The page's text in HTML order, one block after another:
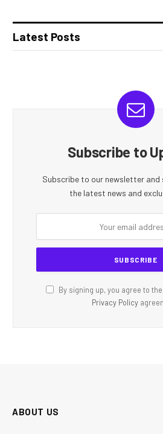
Latest Posts
Subscribe to
Subscribe to our newsletter
the latest news and
By signing up, you agree to
Privacy Policy
ABOUT US